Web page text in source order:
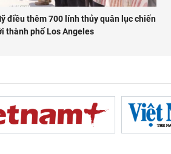
điều thêm 700 lính thủy quân lục chiến
thành phố Los Angeles